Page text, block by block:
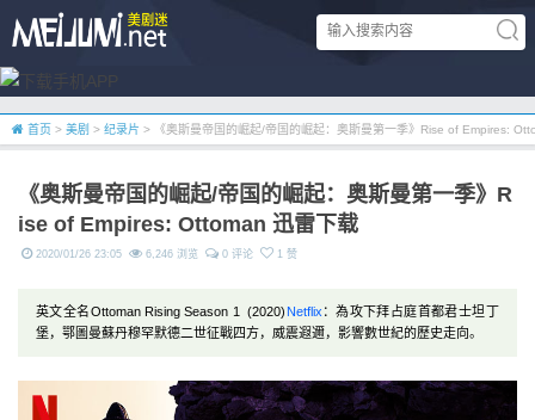
首页 > 美剧 > 纪录片 > 《奥斯曼帝国的崛起/帝国的崛起：奥斯曼第一季》Rise of Empires:
《奥斯曼帝国的崛起/帝国的崛起：奥斯曼第一季》R
ise of Empires: Ottoman 迅雷下载
2020/01/26 23:05 6,246 浏览 0 评论 1 赞
英文全名Ottoman Rising Season 1 (2020) Netflix ：為攻下拜占庭首都君士坦丁
堡，鄂圖曼蘇丹穆罕默德二世征戰四方，威震遐邇，影響數世紀的歷史走向。